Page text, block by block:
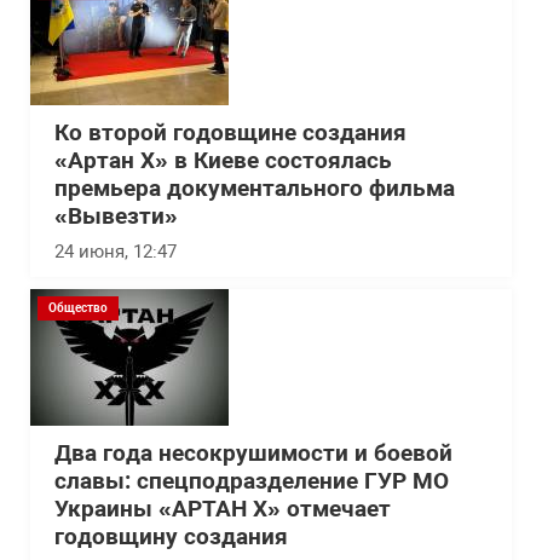
Ко второй годовщине создания
«Артан Х» в Киеве состоялась
премьера документального фильма
«Вывезти»
24 июня, 12:47
Общество
Два года несокрушимости и боевой
славы: спецподразделение ГУР МО
Украины «АРТАН Х» отмечает
годовщину создания